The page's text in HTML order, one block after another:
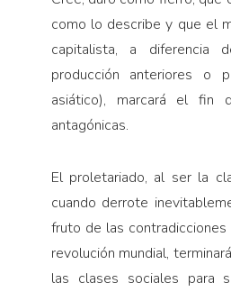
como lo describe y que el
capitalista, a diferencia
producción anteriores o
asiático), marcará el fin
antagónicas.
El proletariado, al ser la
cuando derrote
fruto de las contradicciones
revolución mundial,
las clases sociales para